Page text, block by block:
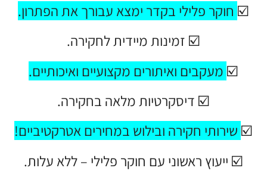
☑️ חוקר פלילי בקדר ימצא עבורך את הפתרון.
☑️ זמינות מיידית לחקירה.
☑️ מעקבים ואיתורים מקצועיים ואיכותיים.
☑️ דיסקרטיות מלאה בחקירה.
☑️ שירותי חקירה ובילוש במחירים אטרקטיביים!
☑️ ייעוץ ראשוני עם חוקר פלילי – ללא עלות.